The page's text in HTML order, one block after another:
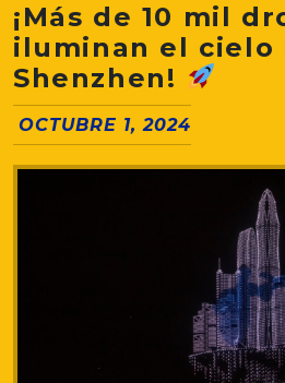
¡Más de 10 mil
iluminan el cielo
Shenzhen!
OCTUBRE 1, 2024